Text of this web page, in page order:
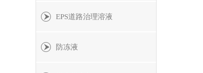
EPS道路治理溶液
防冻液